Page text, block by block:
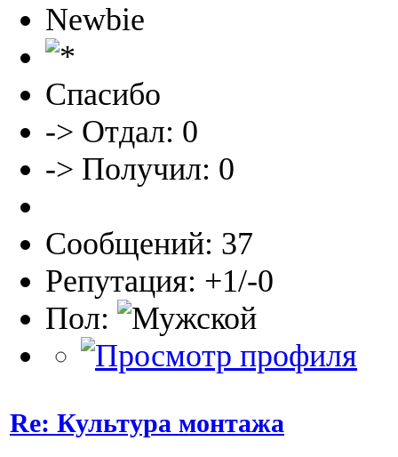
Newbie
Спасибо
-> Отдал: 0
-> Получил: 0
Сообщений: 37
Репутация: +1/-0
Пол:
Re: Культура монтажа